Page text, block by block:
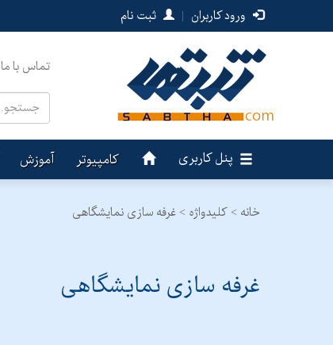
ورود کاربران | ثبت نام
تماس با ما
پنل کاربری کامپیوتر آموزش
خانه > کلیدواژه > غرفه سازی نمایشگاهی
غرفه سازی نمایشگاهی